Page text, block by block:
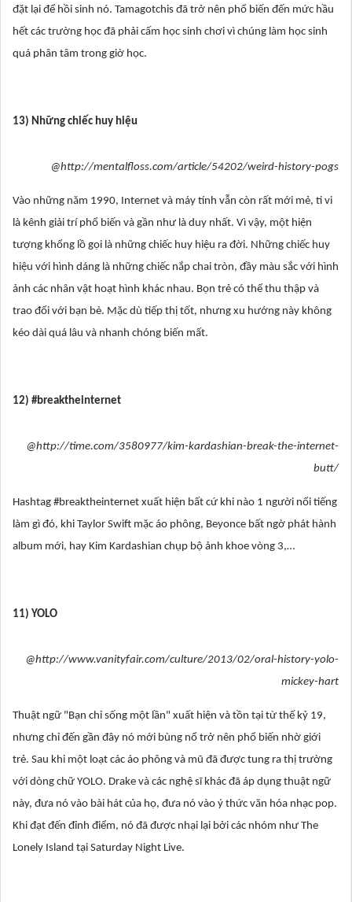
đặt lại để hồi sinh nó. Tamagotchis đã trở nên phổ biến đến mức hầu
hết các trường học đã phải cấm học sinh chơi vì chúng làm học sinh
quá phân tâm trong giờ học.
13) Những chiếc huy hiệu
@http://mentalfloss.com/article/54202/weird-history-pogs
Vào những năm 1990, Internet và máy tính vẫn còn rất mới mẻ, ti vi
là kênh giải trí phổ biến và gần như là duy nhất. Vì vậy, một hiện
tượng khổng lồ gọi là những chiếc huy hiệu ra đời. Những chiếc huy
hiệu với hình dáng là những chiếc nắp chai tròn, đầy màu sắc với hình
ảnh các nhân vật hoạt hình khác nhau. Bọn trẻ có thể thu thập và
trao đổi với bạn bè. Mặc dù tiếp thị tốt, nhưng xu hướng này không
kéo dài quá lâu và nhanh chóng biến mất.
12) #breaktheinternet
@http://time.com/3580977/kim-kardashian-break-the-internet-
butt/
Hashtag #breaktheinternet xuất hiện bất cứ khi nào 1 người nổi tiếng
làm gì đó, khi Taylor Swift mặc áo phông, Beyonce bất ngờ phát hành
album mới, hay Kim Kardashian chụp bộ ảnh khoe vòng 3,…
11) YOLO
@http://www.vanityfair.com/culture/2013/02/oral-history-yolo-
mickey-hart
Thuật ngữ "Bạn chỉ sống một lần" xuất hiện và tồn tại từ thế kỷ 19,
nhưng chỉ đến gần đây nó mới bùng nổ trở nên phổ biến nhờ giới
trẻ. Sau khi một loạt các áo phông và mũ đã được tung ra thị trường
với dòng chữ YOLO. Drake và các nghệ sĩ khác đã áp dụng thuật ngữ
này, đưa nó vào bài hát của họ, đưa nó vào ý thức văn hóa nhạc pop.
Khi đạt đến đỉnh điểm, nó đã được nhại lại bởi các nhóm như The
Lonely Island tại Saturday Night Live.